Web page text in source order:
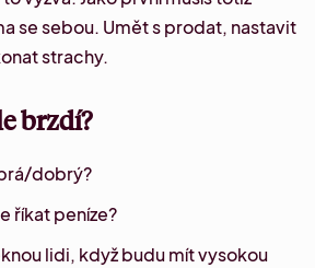
se sebou. Umět s prodat, nastavit
strachy.
brzdí?
dobrý?
říkat peníze?
lidi, když budu mít vysokou